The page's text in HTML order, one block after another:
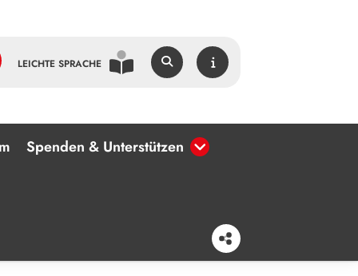
LEICHTE SPRACHE
Spenden & Unterstützen